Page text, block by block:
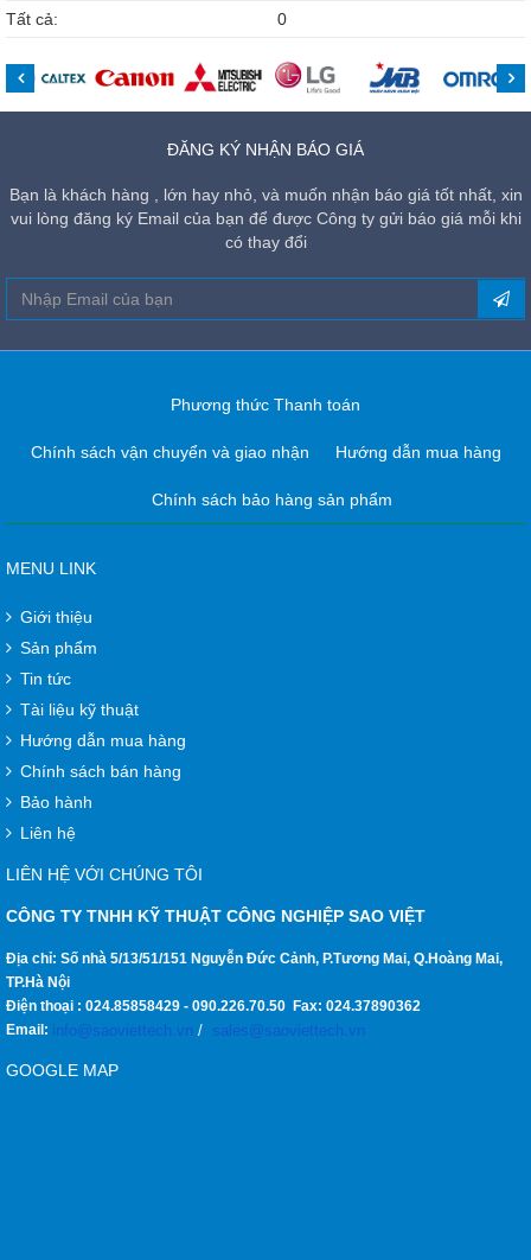
Tất cả:
0
ĐĂNG KÝ NHẬN BÁO GIÁ
Bạn là khách hàng , lớn hay nhỏ, và muốn nhận báo giá tốt nhất, xin
vui lòng đăng ký Email của bạn để được Công ty gửi báo giá mỗi khi
có thay đổi
Phương thức Thanh toán
Chính sách vận chuyển và giao nhận Hướng dẫn mua hàng
Chính sách bảo hàng sản phẩm
MENU LINK
Giới thiệu
Sản phẩm
Tin tức
Tài liệu kỹ thuật
Hướng dẫn mua hàng
Chính sách bán hàng
Bảo hành
Liên hệ
LIÊN HỆ VỚI CHÚNG TÔI
CÔNG TY TNHH KỸ THUẬT CÔNG NGHIỆP SAO VIỆT
Địa chỉ: Số nhà 5/13/51/151 Nguyễn Đức Cảnh, P.Tương Mai, Q.Hoàng Mai,
TP.Hà Nội
Điện thoại : 024.85858429 - 090.226.70.50 Fax: 024.37890362
Email: info@saoviettech.vn / sales@saoviettech.vn
GOOGLE MAP